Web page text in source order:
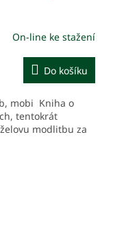
On-line ke stažení
Do košíku
mobi Kniha o
tentokrát
modlitbu za